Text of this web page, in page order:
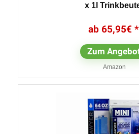
x 1l
65,95€
Zum
Amazon